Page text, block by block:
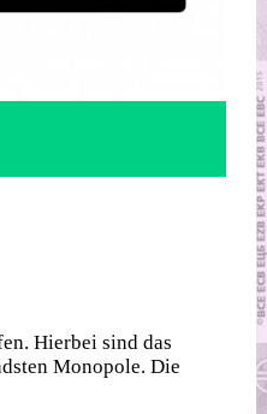
Hierbei sind das
Monopole. Die